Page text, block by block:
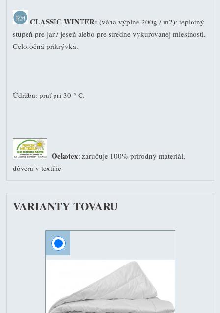
CLASSIC WINTER: (váha výplne 200g / m2): teplotný
stupeň pre jar / jeseň alebo pre stredne vykurovanej miestnosti.
Celoročná prikrývka.
Údržba: prať pri 30 ° C.
Oekotex: zaručuje 100% prírodný materiál,
dôvera v textílie
VARIANTY TOVARU